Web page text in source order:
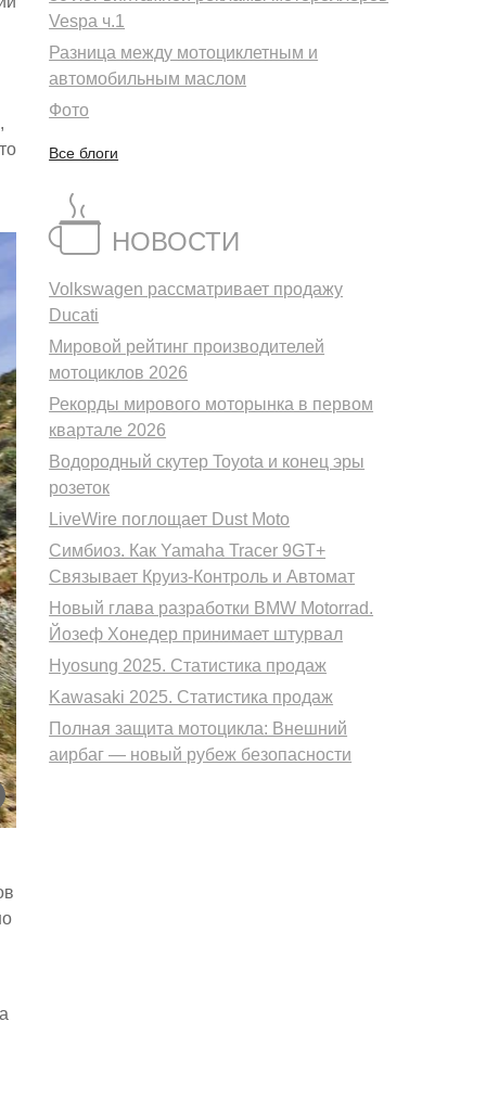
Vespa ч.1
Разница между мотоциклетным и
автомобильным маслом
Фото
Все блоги
НОВОСТИ
Volkswagen рассматривает продажу
Ducati
Мировой рейтинг производителей
мотоциклов 2026
Рекорды мирового моторынка в первом
квартале 2026
Водородный скутер Toyota и конец эры
розеток
LiveWire поглощает Dust Moto
Симбиоз. Как Yamaha Tracer 9GT+
Связывает Круиз-Контроль и Автомат
Новый глава разработки BMW Motorrad.
Йозеф Хонедер принимает штурвал
Hyosung 2025. Статистика продаж
Kawasaki 2025. Статистика продаж
Полная защита мотоцикла: Внешний
аирбаг — новый рубеж безопасности